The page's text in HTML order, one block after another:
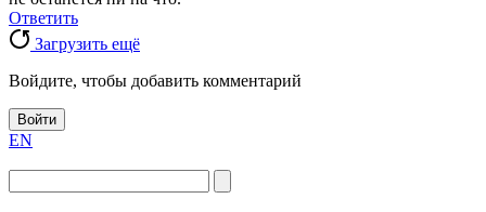
Ответить
Загрузить ещё
Войдите, чтобы добавить комментарий
Войти
EN